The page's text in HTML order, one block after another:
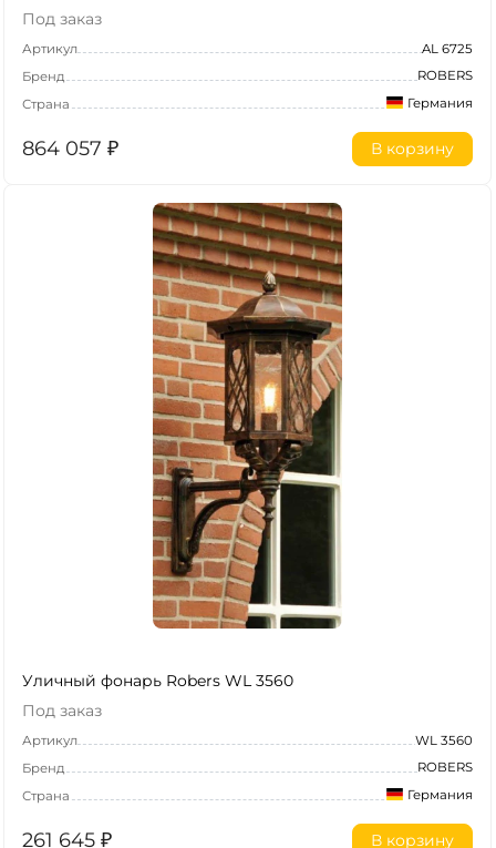
Под заказ
Артикул
AL 6725
Бренд
ROBERS
Страна
Германия
864 057 ₽ В корзину
Уличный фонарь Robers WL 3560
Под заказ
Артикул
WL 3560
Бренд
ROBERS
Страна
Германия
261 645 ₽ В корзину